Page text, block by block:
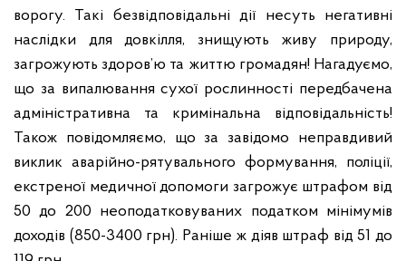
ворогу. Такі безвідповідальні дії несуть негативні
наслідки для довкілля, знищують живу природу,
загрожують здоров’ю та життю громадян! Нагадуємо,
що за випалювання сухої рослинності передбачена
адміністративна та кримінальна відповідальність!
Також повідомляємо, що за завідомо неправдивий
виклик аварійно-рятувального формування, поліції,
екстреної медичної допомоги загрожує штрафом від
50 до 200 неоподатковуваних податком мінімумів
доходів (850-3400 грн). Раніше ж діяв штраф від 51 до